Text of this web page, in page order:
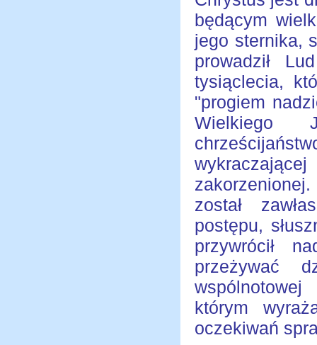
będącym
jego sternika,
prowadził
tysiąclecia,
"progiem
Wielkiego
został
postępu,
przywrócił
przeżywać
którym
oczekiwań